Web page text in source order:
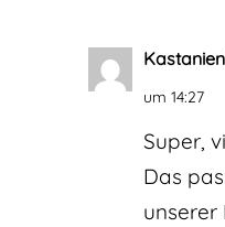
um 14:27
Super,
Das
unserer